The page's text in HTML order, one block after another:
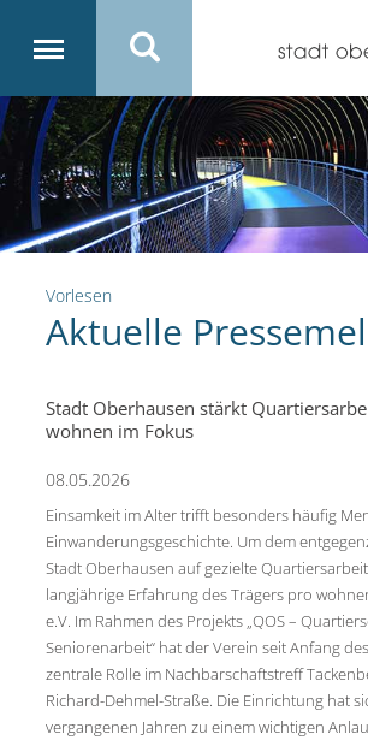
Vorlesen
Aktuelle
Stadt Oberhausen stärkt
wohnen im Fokus
08.05.2026
Einsamkeit im Alter trifft besonders häufig
Einwanderungsgeschichte. Um dem
Stadt Oberhausen auf gezielte
langjährige Erfahrung des Trägers pro
e.V. Im Rahmen des Projekts „QOS –
Seniorenarbeit“ hat der Verein seit Anfang
zentrale Rolle im Nachbarschaftstreff
Richard-Dehmel-Straße. Die Einrichtung hat
vergangenen Jahren zu einem wichtigen